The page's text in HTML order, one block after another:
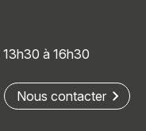
13h30 à 16h30
Nous contacter